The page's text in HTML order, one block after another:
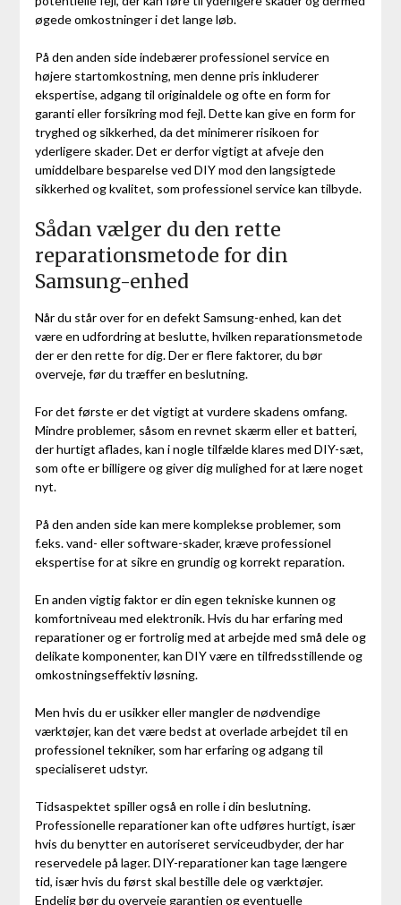
øgede omkostninger i det lange løb.
På den anden side indebærer professionel service en
højere startomkostning, men denne pris inkluderer
ekspertise, adgang til originaldele og ofte en form for
garanti eller forsikring mod fejl. Dette kan give en form for
tryghed og sikkerhed, da det minimerer risikoen for
yderligere skader. Det er derfor vigtigt at afveje den
umiddelbare besparelse ved DIY mod den langsigtede
sikkerhed og kvalitet, som professionel service kan tilbyde.
Sådan vælger du den rette
reparationsmetode for din
Samsung-enhed
Når du står over for en defekt Samsung-enhed, kan det
være en udfordring at beslutte, hvilken reparationsmetode
der er den rette for dig. Der er flere faktorer, du bør
overveje, før du træffer en beslutning.
For det første er det vigtigt at vurdere skadens omfang.
Mindre problemer, såsom en revnet skærm eller et batteri,
der hurtigt aflades, kan i nogle tilfælde klares med DIY-sæt,
som ofte er billigere og giver dig mulighed for at lære noget
nyt.
På den anden side kan mere komplekse problemer, som
f.eks. vand- eller software-skader, kræve professionel
ekspertise for at sikre en grundig og korrekt reparation.
En anden vigtig faktor er din egen tekniske kunnen og
komfortniveau med elektronik. Hvis du har erfaring med
reparationer og er fortrolig med at arbejde med små dele og
delikate komponenter, kan DIY være en tilfredsstillende og
omkostningseffektiv løsning.
Men hvis du er usikker eller mangler de nødvendige
værktøjer, kan det være bedst at overlade arbejdet til en
professionel tekniker, som har erfaring og adgang til
specialiseret udstyr.
Tidsaspektet spiller også en rolle i din beslutning.
Professionelle reparationer kan ofte udføres hurtigt, især
hvis du benytter en autoriseret serviceudbyder, der har
reservedele på lager. DIY-reparationer kan tage længere
tid, især hvis du først skal bestille dele og værktøjer.
Endelig bør du overveje garantien og eventuelle